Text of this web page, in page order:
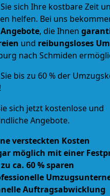
sich Ihre kostbare Zeit
helfen. Bei uns
, die Ihnen
und reibungsloses
nach Schmiden
bis zu 60 % der
sich jetzt kostenlose und
Angebote.
versteckten Kosten
möglich mit einer
ca. 60 % sparen
Auftragsabwicklung